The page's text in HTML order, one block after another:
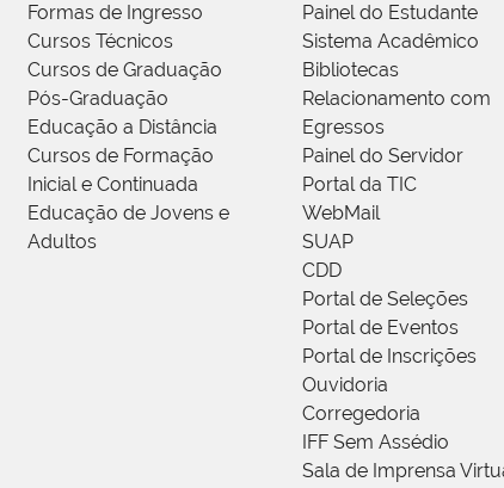
Formas de Ingresso
Cursos Técnicos
Cursos de Graduação
Pós-Graduação
Educação a Distância
Cursos de Formação
Inicial e Continuada
Educação de Jovens e
Adultos
Painel do Estudante
Sistema Acadêmico
Bibliotecas
Relacionamento com
Egressos
Painel do Servidor
Portal da TIC
WebMail
SUAP
CDD
Portal de Seleções
Portal de Eventos
Portal de Inscrições
Ouvidoria
Corregedoria
IFF Sem Assédio
Sala de Imprensa